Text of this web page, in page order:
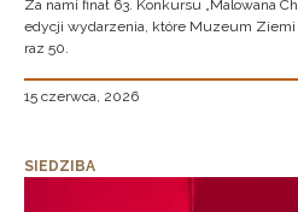
Za nami finał 63. Konkursu „Malowana
edycji wydarzenia, które Muzeum Ziemi
raz 50.
15 czerwca, 2026
SIEDZIBA